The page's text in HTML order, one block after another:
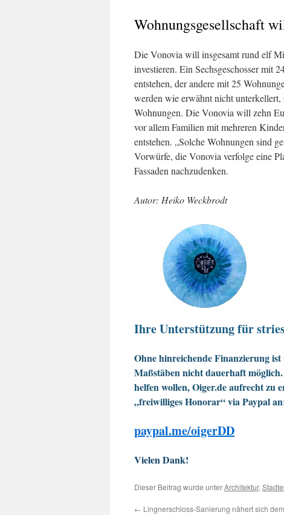
Wohnungsgesellschaft
Die Vonovia will insgesamt rund elf
investieren. Ein Sechsgeschosser mit
entstehen, der andere mit 25
werden wie erwähnt nicht
Wohnungen. Die Vonovia will zehn
vor allem Familien mit mehreren
entstehen. „Solche Wohnungen sind
Vorwürfe, die Vonovia verfolge eine
Fassaden nachzudenken.
Autor: Heiko Weckbrodt
Ihre Unterstützung für
Ohne hinreichende Finanzierung
Maßstäben nicht dauerhaft
helfen wollen, Oiger.de aufrecht zu
„freiwilliges Honorar“ via Paypal
paypal.me/oigerDD
Vielen Dank!
Dieser Beitrag wurde unterArchitektur,
← Lingnerschloss-Sanierung nähert sich